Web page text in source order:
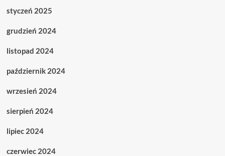
styczeń 2025
grudzień 2024
listopad 2024
październik 2024
wrzesień 2024
sierpień 2024
lipiec 2024
czerwiec 2024